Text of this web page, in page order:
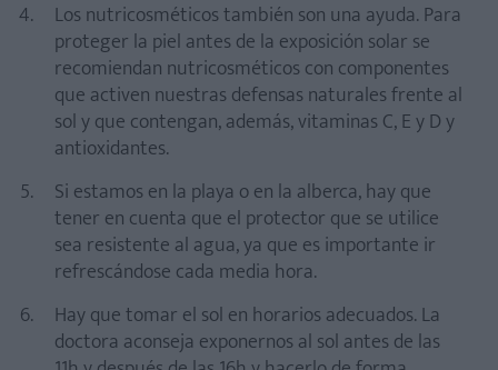
Los nutricosméticos también son una ayuda. Para
proteger la piel antes de la exposición solar se
recomiendan nutricosméticos con componentes
que activen nuestras defensas naturales frente al
sol y que contengan, además, vitaminas C, E y D y
antioxidantes.
Si estamos en la playa o en la alberca, hay que
tener en cuenta que el protector que se utilice
sea resistente al agua, ya que es importante ir
refrescándose cada media hora.
Hay que tomar el sol en horarios adecuados. La
doctora aconseja exponernos al sol antes de las